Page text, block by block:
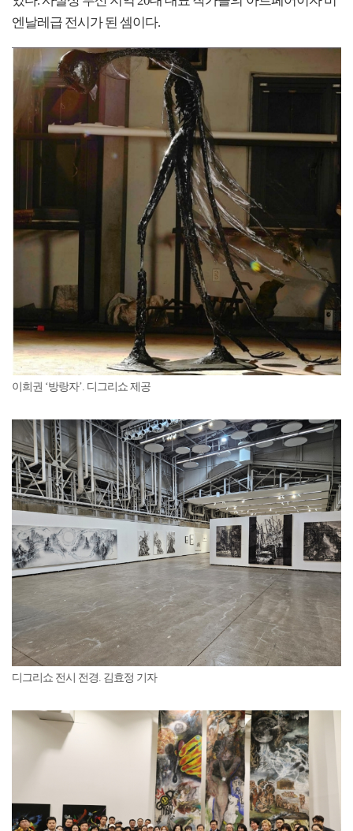
엔날레급 전시가 된 셈이다.
이희권 ‘방랑자’. 디그리쇼 제공
디그리쇼 전시 전경. 김효정 기자